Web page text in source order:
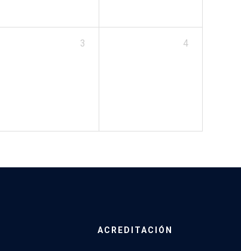
3 4
ACREDITACIÓN